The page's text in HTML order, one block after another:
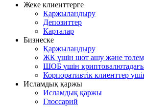
Жеке клиенттерге
Қаржыландыру
Депозиттер
Карталар
Бизнеске
Қаржыландыру
ЖК үшін шот ашу және
ШОБ үшін
Корпоративтік клиенттер
Исламдық қаржы
Исламдық қаржы
Глоссарий